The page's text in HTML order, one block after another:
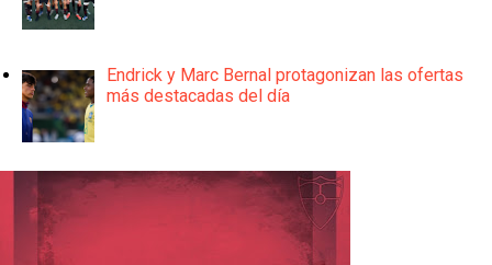
Endrick y Marc Bernal protagonizan las ofertas
más destacadas del día